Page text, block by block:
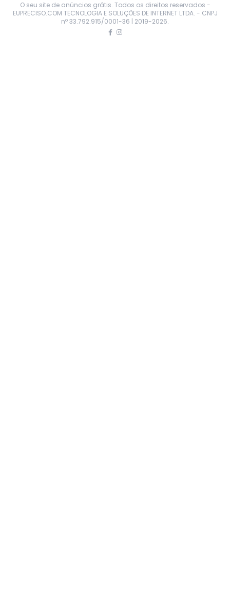
O seu site de anúncios grátis. Todos os direitos reservados -
EUPRECISO.COM TECNOLOGIA E SOLUÇÕES DE INTERNET LTDA. - CNPJ
nº 33.792.915/0001-36 | 2019-2026.